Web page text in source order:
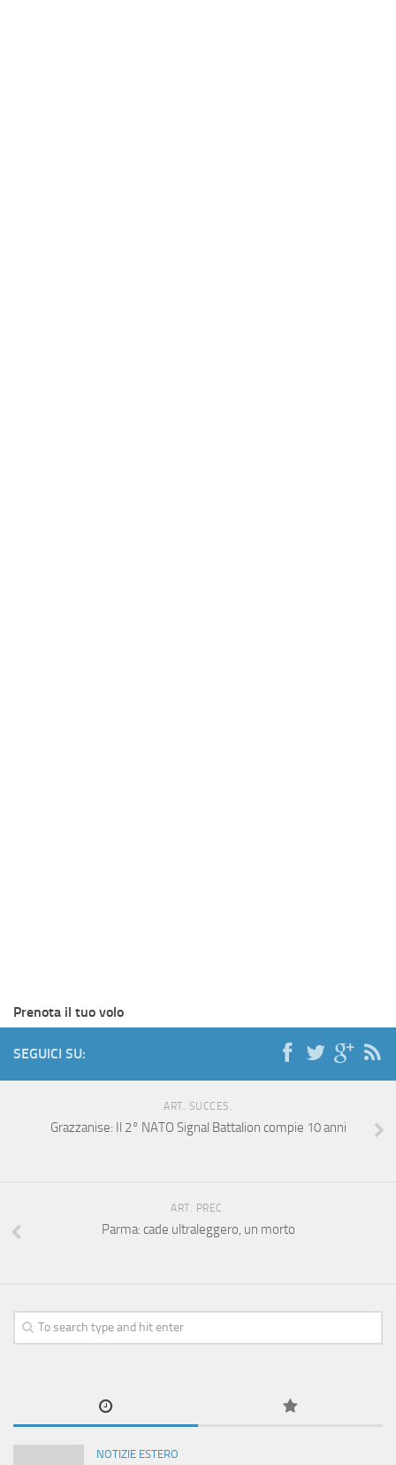
Prenota il tuo volo
SEGUICI SU:
ART. SUCCES.
Grazzanise: Il 2° NATO Signal Battalion compie 10 anni
ART. PREC.
Parma: cade ultraleggero, un morto
NOTIZIE ESTERO